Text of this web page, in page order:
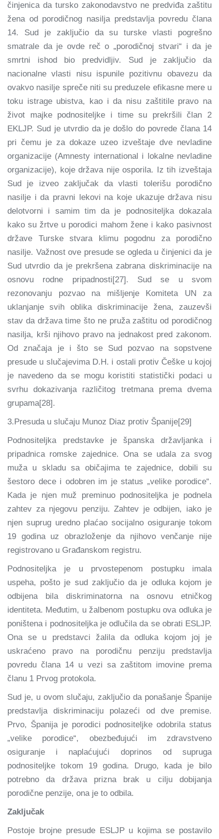
činjenica da tursko zakonodavstvo ne predviđa zaštitu
žena od porodičnog nasilja predstavlja povredu člana
14. Sud je zaključio da su turske vlasti pogrešno
smatrale da je ovde reč o „porodičnoj stvari“ i da je
smrtni ishod bio predvidljiv. Sud je zaključio da
nacionalne vlasti nisu ispunile pozitivnu obavezu da
ovakvo nasilje spreče niti su preduzele efikasne mere u
toku istrage ubistva, kao i da nisu zaštitile pravo na
život majke podnositeljke i time su prekršili član 2
EKLJP. Sud je utvrdio da je došlo do povrede člana 14
pri čemu je za dokaze uzeo izveštaje dve nevladine
organizacije (Amnesty international i lokalne nevladine
organizacije), koje država nije osporila. Iz tih izveštaja
Sud je izveo zaključak da vlasti tolerišu porodično
nasilje i da pravni lekovi na koje ukazuje država nisu
delotvorni i samim tim da je podnositeljka dokazala
kako su žrtve u porodici mahom žene i kako pasivnost
države Turske stvara klimu pogodnu za porodično
nasilje. Važnost ove presude se ogleda u činjenici da je
Sud utvrdio da je prekršena zabrana diskriminacije na
osnovu rodne pripadnosti[27]. Sud se u svom
rezonovanju pozvao na mišljenje Komiteta UN za
uklanjanje svih oblika diskriminacije žena, zauzevši
stav da država time što ne pruža zaštitu od porodičnog
nasilja, krši njihovo pravo na jednakost pred zakonom.
Od značaja je i što se Sud pozvao na sopstvene
presude u slučajevima D.H. i ostali protiv Češke u kojoj
je navedeno da se mogu koristiti statistički podaci u
svrhu dokazivanja različitog tretmana prema dvema
grupama[28].
3.Presuda u slučaju Munoz Diaz protiv Španije[29]
Podnositeljka predstavke je španska državljanka i
pripadnica romske zajednice. Ona se udala za svog
muža u skladu sa običajima te zajednice, dobili su
šestoro dece i odobren im je status „velike porodice“.
Kada je njen muž preminuo podnositeljka je podnela
zahtev za njegovu penziju. Zahtev je odbijen, iako je
njen suprug uredno plaćao socijalno osiguranje tokom
19 godina uz obrazloženje da njihovo venčanje nije
registrovano u Građanskom registru.
Podnositeljka je u prvostepenom postupku imala
uspeha, pošto je sud zaključio da je odluka kojom je
odbijena bila diskriminatorna na osnovu etničkog
identiteta. Međutim, u žalbenom postupku ova odluka je
poništena i podnositeljka je odlučila da se obrati ESLJP.
Ona se u predstavci žalila da odluka kojom joj je
uskraćeno pravo na porodičnu penziju predstavlja
povredu člana 14 u vezi sa zaštitom imovine prema
članu 1 Prvog protokola.
Sud je, u ovom slučaju, zaključio da ponašanje Španije
predstavlja diskriminaciju polazeći od dve premise.
Prvo, Španija je porodici podnositeljke odobrila status
„velike porodice“, obezbeđujući im zdravstveno
osiguranje i naplaćujući doprinos od supruga
podnositeljke tokom 19 godina. Drugo, kada je bilo
potrebno da država prizna brak u cilju dobijanja
porodične penzije, ona je to odbila.
Zaključak
Postoje brojne presude ESLJP u kojima se postavilo